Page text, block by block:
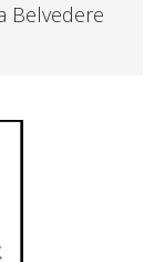
Belvedere